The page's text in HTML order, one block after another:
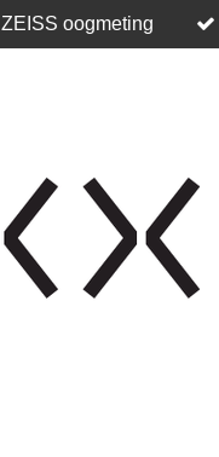
ZEISS oogmeting